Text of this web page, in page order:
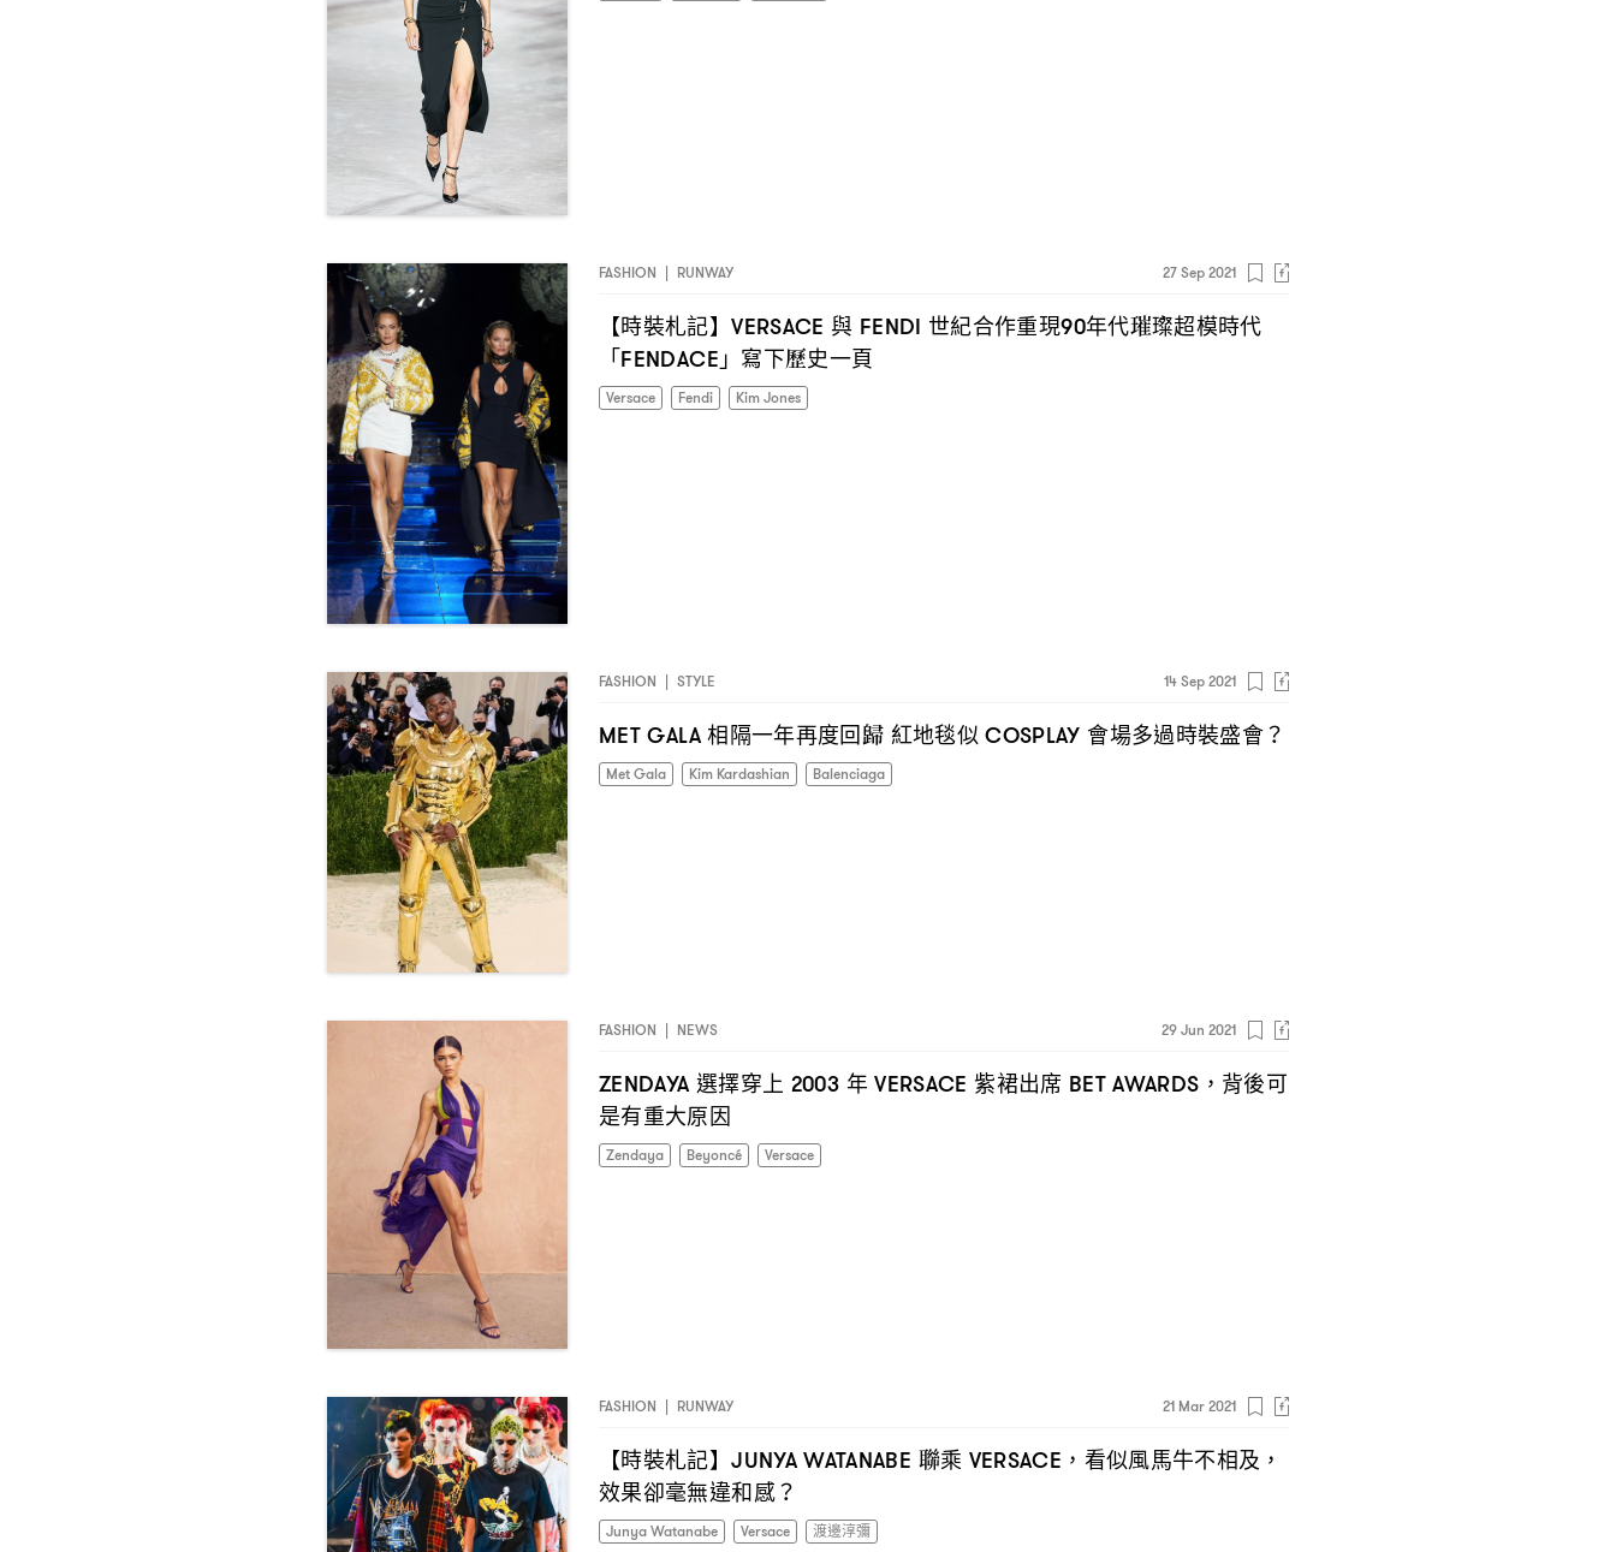
FASHION | RUNWAY 27 Sep 2021
【時裝札記】VERSACE與 FENDI 世紀合作重現90年代璀璨超模時代
「FENDACE 」寫下歷史一頁
Versace Fendi Kim Jones
FASHION | STYLE 14 Sep 2021
MET GALA相隔一年再度回歸 紅地毯似COSPLAY 會場多過時裝盛會？
Met Gala Kim Kardashian Balenciaga
FASHION | NEWS 29 Jun 2021
ZENDAYA 選擇穿上 2003 年 VERSACE紫裙出席 BET AWARDS， 背後可
是有重大原因
Zendaya Beyoncé Versace
FASHION | RUNWAY 21 Mar 2021
【時裝札記】JUNYA WATANABE 聯乘 VERSACE， 看似風馬牛不相及 ，
效果卻毫無違和感？
Junya Watanabe Versace 渡邊淳彌